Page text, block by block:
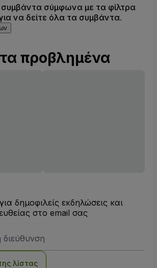
σύμφωνα με τα φίλτρα
να δείτε όλα τα συμβάντα.
προβλημένα
δημοφιλείς εκδηλώσεις και
στο email σας
λίστας